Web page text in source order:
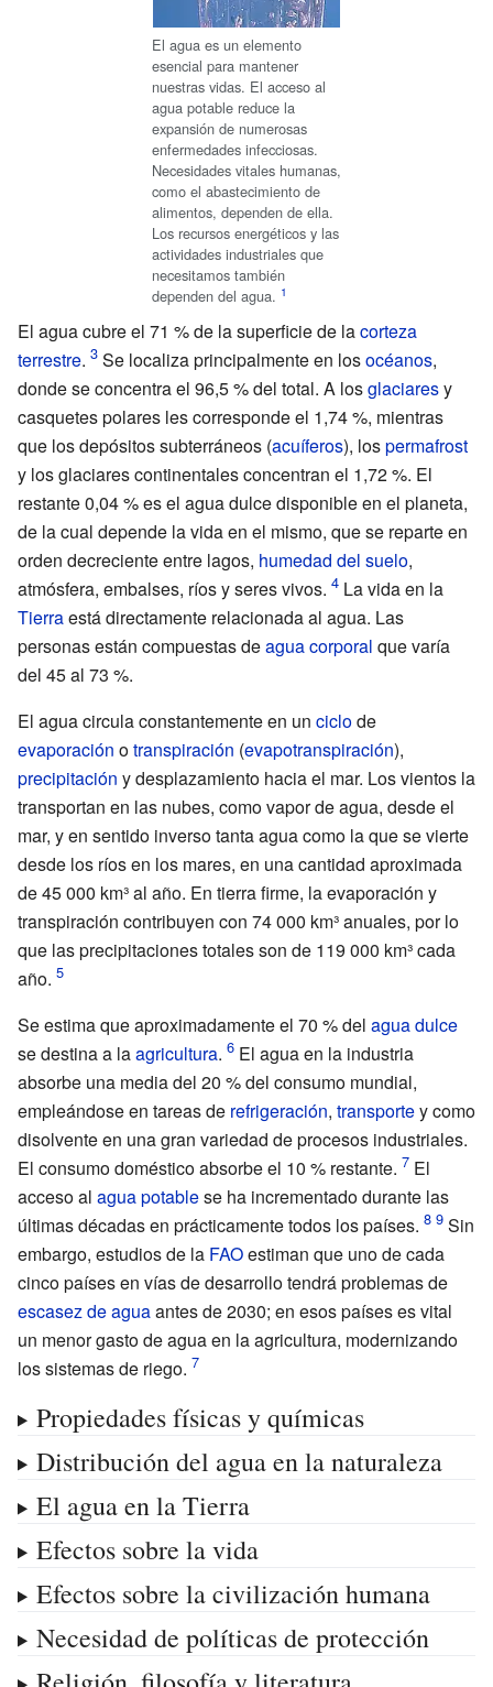
El agua es un elemento
esencial para mantener
nuestras vidas. El acceso al
agua potable reduce la
expansión de numerosas
enfermedades infecciosas.
Necesidades vitales humanas,
como el abastecimiento de
alimentos, dependen de ella.
Los recursos energéticos y las
actividades industriales que
necesitamos también
dependen del agua.
El agua cubre el 71 % de la superficie de lacorteza
terrestre. Se localiza principalmente en losocéanos,
donde se concentra el 96,5% del total. A losglaciaresy
casquetes polares les corresponde el 1,74%, mientras
que los depósitos subterráneos (acuíferos), lospermafrost
y los glaciares continentales concentran el 1,72%. El
restante 0,04% es el agua dulce disponible en el planeta,
de la cual depende la vida en el mismo, que se reparte en
orden decreciente entre lagos, humedad del suelo,
atmósfera, embalses, ríos y seres vivos.
La vida en la
Tierraestá directamente relacionada al agua. Las
personas están compuestas deagua corporal que varía
del 45 al 73 %.
El agua circula constantemente en un ciclode
evaporación otranspiración (evapotranspiración),
precipitación y desplazamiento hacia el mar. Los vientos la
transportan en las nubes, como vapor de agua, desde el
mar, y en sentido inverso tanta agua como la que se vierte
desde los ríos en los mares, en una cantidad aproximada
de 45000 km³ al año. En tierra firme, la evaporación y
transpiración contribuyen con 74000 km³ anuales, por lo
que las precipitaciones totales son de 119 000 km³ cada
año.
Se estima que aproximadamente el 70 % del agua dulce
se destina a laagricultura.
El agua en la industria
absorbe una media del 20 % del consumo mundial,
empleándose en tareas de refrigeración, transportey como
disolvente en una gran variedad de procesos industriales.
El consumo doméstico absorbe el 10 % restante.
El
acceso al agua potablese ha incrementado durante las
últimas décadas en prácticamente todos los países.
Sin
embargo, estudios de la FAOestiman que uno de cada
cinco países en vías de desarrollo tendrá problemas de
escasez de aguaantes de 2030; en esos países es vital
un menor gasto de agua en la agricultura, modernizando
los sistemas de riego.
Propiedades físicas y químicas
Distribución del agua en la naturaleza
El agua en la Tierra
Efectos sobre la vida
Efectos sobre la civilización humana
Necesidad de políticas de protección